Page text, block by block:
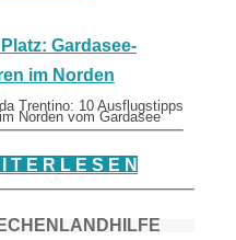
Trentino: 10 Ausflugstipps
im Norden vom Gardasee
T E R L E S E N